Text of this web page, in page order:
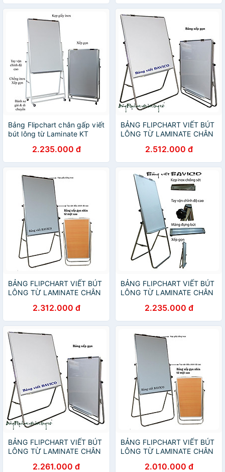
Bảng Flipchart chân gấp viết
bút lông từ Laminate KT
2.235.000 đ
BẢNG FLIPCHART VIẾT BÚT
LÔNG TỪ LAMINATE CHÂN
2.512.000 đ
BẢNG FLIPCHART VIẾT BÚT
LÔNG TỪ LAMINATE CHÂN
2.312.000 đ
BẢNG FLIPCHART VIẾT BÚT
LÔNG TỪ LAMINATE CHÂN
2.235.000 đ
BẢNG FLIPCHART VIẾT BÚT
LÔNG TỪ LAMINATE CHÂN
2.261.000 đ
BẢNG FLIPCHART VIẾT BÚT
LÔNG TỪ LAMINATE CHÂN
2.010.000 đ